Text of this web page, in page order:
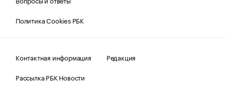
Политика Cookies РБК
Контактная информация
Редакция
Рассылка РБК Новости